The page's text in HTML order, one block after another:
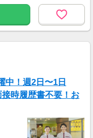
中！週2日〜1日
時履歴書不要！お